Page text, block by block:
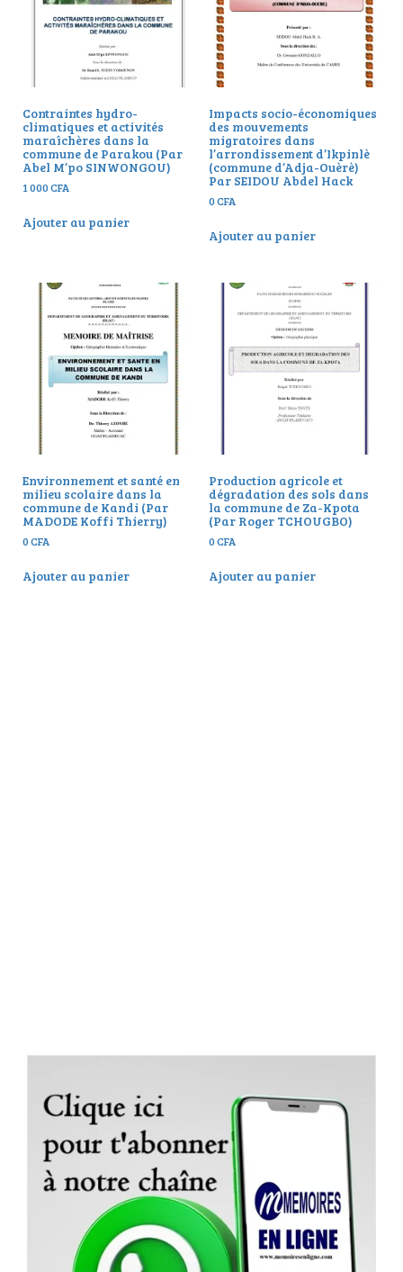
Contraintes hydro-
climatiques et activités
maraîchères dans la
commune de Parakou (Par
Abel M’po SINWONGOU)
1 000CFA
Ajouter au panier
Impacts socio-économiques
des mouvements
migratoires dans
l’arrondissement d’Ikpinlè
(commune d’Adja-Ouèrè)
Par SEIDOU Abdel Hack
0CFA
Ajouter au panier
Environnement et santé en
milieu scolaire dans la
commune de Kandi (Par
MADODE Koffi Thierry)
0CFA
Ajouter au panier
Production agricole et
dégradation des sols dans
la commune de Za-Kpota
(Par Roger TCHOUGBO)
0CFA
Ajouter au panier